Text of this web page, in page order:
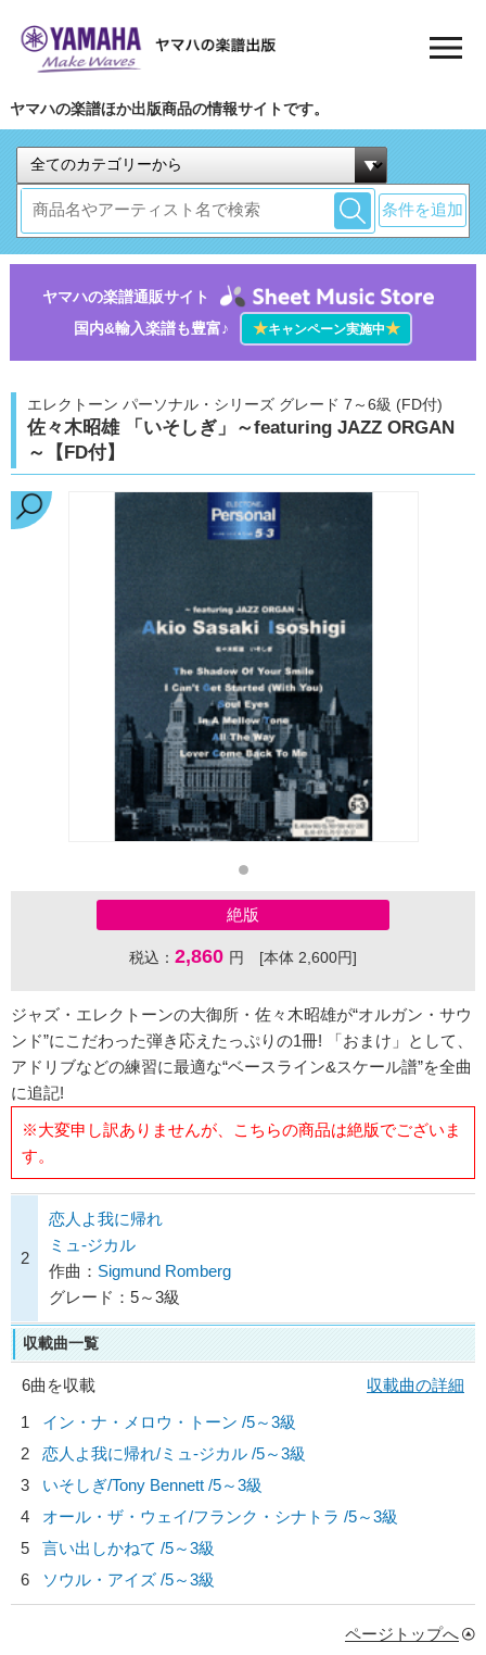
ヤマハの楽譜ほか出版商品の情報サイトです。
条件を追加
ヤマハの楽譜通販サイト
国内&輸入楽譜も豊富♪
★キャンペーン実施中★
エレクトーン パーソナル・シリーズ グレード 7～6級 (FD付)
佐々木昭雄 「いそしぎ」～featuring JAZZ ORGAN
～【FD付】
絶版
税込： 2,860 円 [本体 2,600円]
ジャズ・エレクトーンの大御所・佐々木昭雄が“オルガン・サウ
ンド”にこだわった弾き応えたっぷりの1冊! 「おまけ」として、
アドリブなどの練習に最適な“ベースライン&スケール譜”を全曲
に追記!
※大変申し訳ありませんが、こちらの商品は絶版でございま
す。
2
恋人よ我に帰れ
ミュ-ジカル
作曲： Sigmund Romberg
グレード：5～3級
収載曲一覧
6曲を収載
収載曲の詳細
1
イン・ナ・メロウ・トーン /5～3級
2
恋人よ我に帰れ/ミュ-ジカル /5～3級
3
いそしぎ/Tony Bennett /5～3級
4
オール・ザ・ウェイ/フランク・シナトラ /5～3級
5
言い出しかねて /5～3級
6
ソウル・アイズ /5～3級
ページトップへ